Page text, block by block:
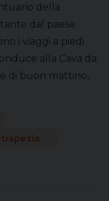
della
dal paese
i viaggi a piedi
alla Cava da
di buon mattino,